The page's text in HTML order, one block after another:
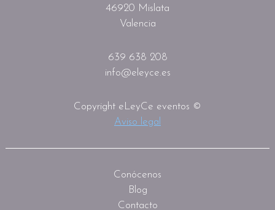
46920 Mislata
Valencia
639 638 208
info@eleyce.es
Copyright eLeyCe eventos ©
Aviso legal
Conócenos
Blog
Contacto